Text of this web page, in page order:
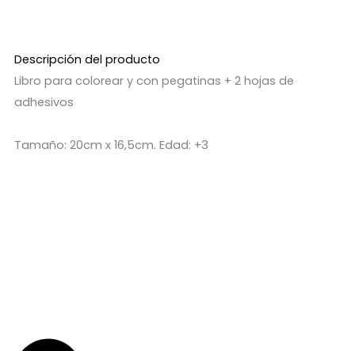
Descripción del producto
Libro para colorear y con pegatinas + 2 hojas de
adhesivos
Tamaño: 20cm x 16,5cm. Edad: +3